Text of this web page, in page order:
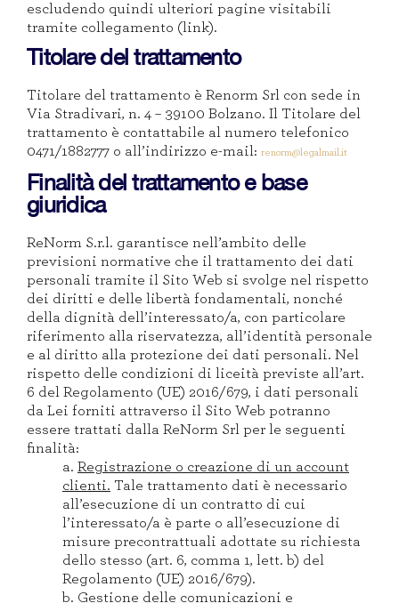
escludendo quindi ulteriori pagine visitabili
tramite collegamento (link).
Titolare del trattamento
Titolare del trattamento è Renorm Srl con sede in
Via Stradivari, n. 4 – 39100 Bolzano. Il Titolare del
trattamento è contattabile al numero telefonico
0471/1882777 o all’indirizzo e-mail: renorm@legalmail.it
Finalità del trattamento e base
giuridica
ReNorm S.r.l. garantisce nell’ambito delle
previsioni normative che il trattamento dei dati
personali tramite il Sito Web si svolge nel rispetto
dei diritti e delle libertà fondamentali, nonché
della dignità dell’interessato/a, con particolare
riferimento alla riservatezza, all’identità personale
e al diritto alla protezione dei dati personali. Nel
rispetto delle condizioni di liceità previste all’art.
6 del Regolamento (UE) 2016/679, i dati personali
da Lei forniti attraverso il Sito Web potranno
essere trattati dalla ReNorm Srl per le seguenti
finalità:
a. Registrazione o creazione di un account
clienti. Tale trattamento dati è necessario
all’esecuzione di un contratto di cui
l’interessato/a è parte o all’esecuzione di
misure precontrattuali adottate su richiesta
dello stesso (art. 6, comma 1, lett. b) del
Regolamento (UE) 2016/679).
b. Gestione delle comunicazioni e